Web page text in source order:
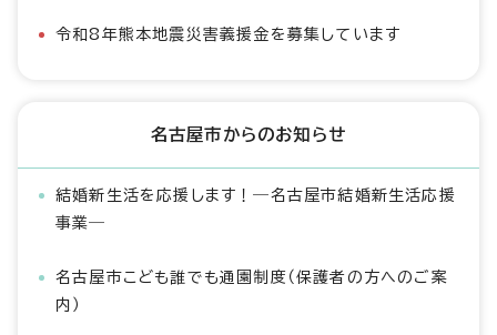
令和8年熊本地震災害義援金を募集しています
名古屋市からのお知らせ
結婚新生活を応援します！―名古屋市結婚新生活応援
事業―
名古屋市こども誰でも通園制度（保護者の方へのご案
内）